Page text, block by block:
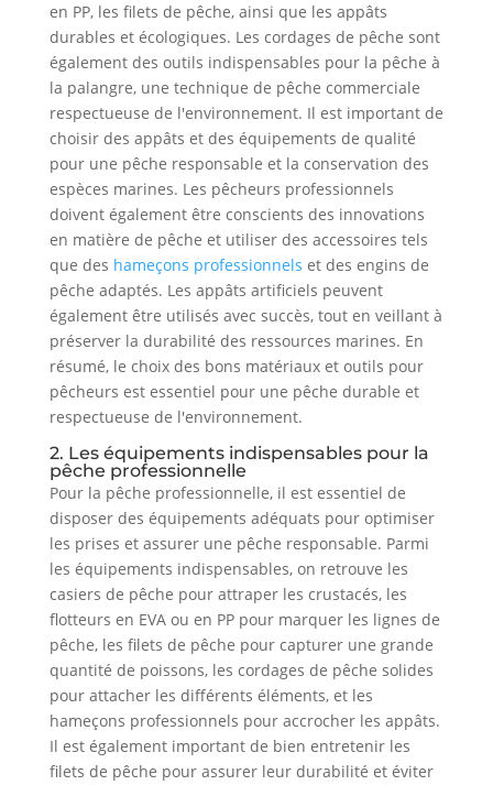
en PP, les filets de pêche, ainsi que les appâts
durables et écologiques. Les cordages de pêche sont
également des outils indispensables pour la pêche à
la palangre, une technique de pêche commerciale
respectueuse de l'environnement. Il est important de
choisir des appâts et des équipements de qualité
pour une pêche responsable et la conservation des
espèces marines. Les pêcheurs professionnels
doivent également être conscients des innovations
en matière de pêche et utiliser des accessoires tels
que des hameçons professionnels et des engins de
pêche adaptés. Les appâts artificiels peuvent
également être utilisés avec succès, tout en veillant à
préserver la durabilité des ressources marines. En
résumé, le choix des bons matériaux et outils pour
pêcheurs est essentiel pour une pêche durable et
respectueuse de l'environnement.
2. Les équipements indispensables pour la
pêche professionnelle
Pour la pêche professionnelle, il est essentiel de
disposer des équipements adéquats pour optimiser
les prises et assurer une pêche responsable. Parmi
les équipements indispensables, on retrouve les
casiers de pêche pour attraper les crustacés, les
flotteurs en EVA ou en PP pour marquer les lignes de
pêche, les filets de pêche pour capturer une grande
quantité de poissons, les cordages de pêche solides
pour attacher les différents éléments, et les
hameçons professionnels pour accrocher les appâts.
Il est également important de bien entretenir les
filets de pêche pour assurer leur durabilité et éviter